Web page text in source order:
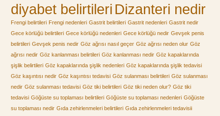
diyabet belirtileri Dizanteri nedir
Frengi belirtileri Frengi nedenleri Gastrit belirtileri Gastrit nedenleri Gastrit nedir
Gece körlüğü belirtileri Gece körlüğü nedenleri Gece körlüğü nedir Gevşek penis
belirtileri Gevşek penis nedir Göz ağrısı nasıl geçer Göz ağrısı neden olur Göz
ağrısı nedir Göz kanlanması belirtileri Göz kanlanması nedir Göz kapaklarında
şişlik belirtileri Göz kapaklarında şişlik nedenleri Göz kapaklarında şişlik tedavisi
Göz kaşıntısı nedir Göz kaşıntısı tedavisi Göz sulanması belirtileri Göz sulanması
nedir Göz sulanması tedavisi Göz tiki belirtileri Göz tiki neden olur? Göz tiki
tedavisi Göğüste su toplaması belirtileri Göğüste su toplaması nedenleri Göğüste
su toplaması nedir Gıda zehirlenmeleri belirtileri Gıda zehirlenmeleri tedavisii